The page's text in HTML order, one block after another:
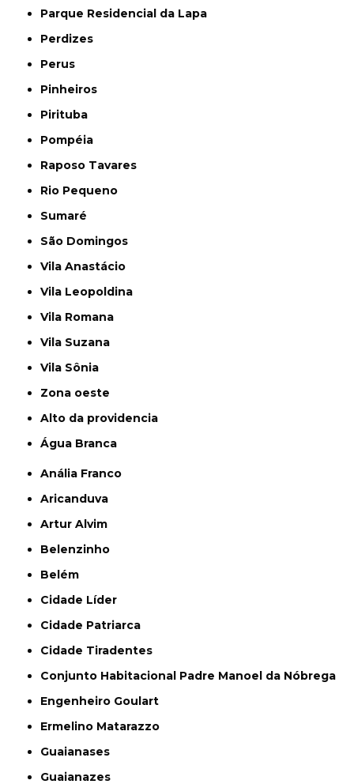
Parque Residencial da Lapa
Perdizes
Perus
Pinheiros
Pirituba
Pompéia
Raposo Tavares
Rio Pequeno
Sumaré
São Domingos
Vila Anastácio
Vila Leopoldina
Vila Romana
Vila Suzana
Vila Sônia
Zona oeste
alto da providencia
Água Branca
Anália Franco
Aricanduva
Artur Alvim
Belenzinho
Belém
Cidade Líder
Cidade Patriarca
Cidade Tiradentes
Conjunto Habitacional Padre Manoel da Nóbrega
Engenheiro Goulart
Ermelino Matarazzo
Guaianases
Guaianazes